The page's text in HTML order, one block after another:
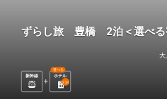
ずらし旅 豊橋 2泊＜選べる
新幹線 ホテル
選べる
2泊
大